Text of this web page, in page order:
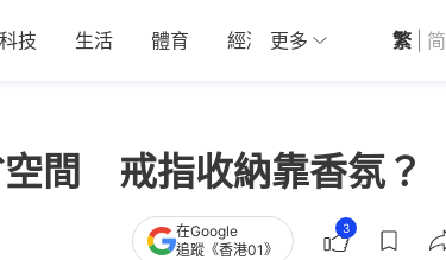
科技 生活 體育 經濟 01深圳 觀點
更多 繁 简
間 戒指收納靠香氛？
在Google
追蹤《香港01》
3